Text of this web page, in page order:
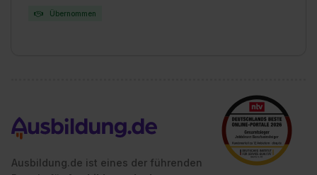
Übernommen
Ausbildung.de ist eines der führenden